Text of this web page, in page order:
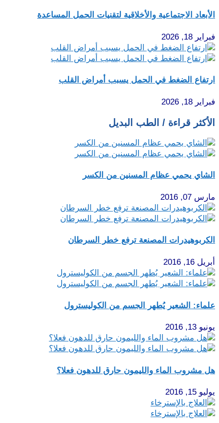
الأبعاد الاجتماعية والأخلاقية لتقنيات الحمل المساعدة
فبراير 18, 2026
ارتفاع الضغط في الحمل يسبب أمراض القلب
فبراير 18, 2026
الأكثر قراءة / الطب البديل
الشاي يحمي عظام المسنين من الكسر
مارس 07, 2016
الكربوهيدرات المصنعة ترفع خطر السرطان
أبريل 16, 2016
علماء: الشعير يُطهر الجسم من الكوليسترول
يونيو 13, 2016
هل مشروب الماء والليمون حارق للدهون فعلا؟
يوليو 15, 2016